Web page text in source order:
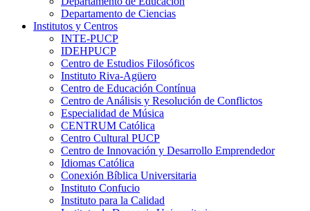
Departamento de Ciencias
Institutos y Centros
INTE-PUCP
IDEHPUCP
Centro de Estudios Filosóficos
Instituto Riva-Agüero
Centro de Educación Contínua
Centro de Análisis y Resolución de Conflictos
Especialidad de Música
CENTRUM Católica
Centro Cultural PUCP
Centro de Innovación y Desarrollo Emprendedor
Idiomas Católica
Conexión Bíblica Universitaria
Instituto Confucio
Instituto para la Calidad